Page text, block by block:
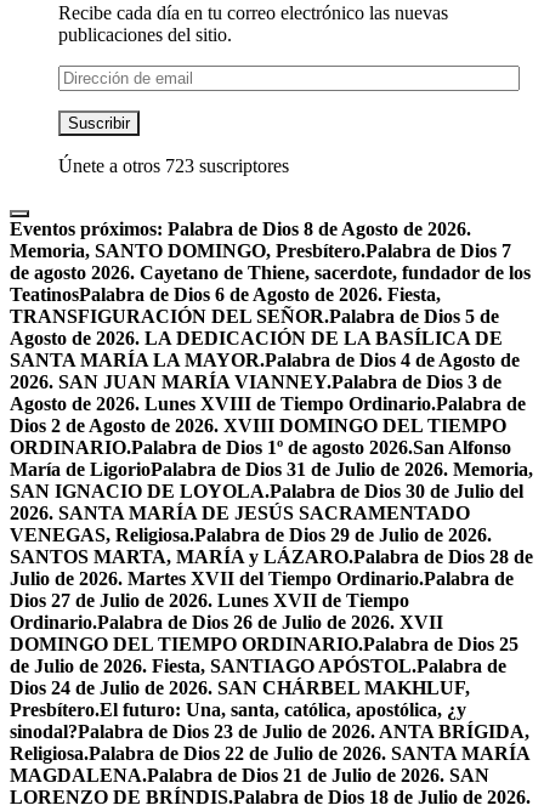
Recibe cada día en tu correo electrónico las nuevas
publicaciones del sitio.
Dirección
de
email
Suscribir
Únete a otros 723 suscriptores
Eventos próximos: Palabra de Dios 8 de Agosto de 2026.
Memoria, SANTO DOMINGO, Presbítero.Palabra de Dios 7
de agosto 2026. Cayetano de Thiene, sacerdote, fundador de los
TeatinosPalabra de Dios 6 de Agosto de 2026. Fiesta,
TRANSFIGURACIÓN DEL SEÑOR.Palabra de Dios 5 de
Agosto de 2026. LA DEDICACIÓN DE LA BASÍLICA DE
SANTA MARÍA LA MAYOR.Palabra de Dios 4 de Agosto de
2026. SAN JUAN MARÍA VIANNEY.Palabra de Dios 3 de
Agosto de 2026. Lunes XVIII de Tiempo Ordinario.Palabra de
Dios 2 de Agosto de 2026. XVIII DOMINGO DEL TIEMPO
ORDINARIO.Palabra de Dios 1º de agosto 2026.San Alfonso
María de LigorioPalabra de Dios 31 de Julio de 2026. Memoria,
SAN IGNACIO DE LOYOLA.Palabra de Dios 30 de Julio del
2026. SANTA MARÍA DE JESÚS SACRAMENTADO
VENEGAS, Religiosa.Palabra de Dios 29 de Julio de 2026.
SANTOS MARTA, MARÍA y LÁZARO.Palabra de Dios 28 de
Julio de 2026. Martes XVII del Tiempo Ordinario.Palabra de
Dios 27 de Julio de 2026. Lunes XVII de Tiempo
Ordinario.Palabra de Dios 26 de Julio de 2026. XVII
DOMINGO DEL TIEMPO ORDINARIO.Palabra de Dios 25
de Julio de 2026. Fiesta, SANTIAGO APÓSTOL.Palabra de
Dios 24 de Julio de 2026. SAN CHÁRBEL MAKHLUF,
Presbítero.El futuro: Una, santa, católica, apostólica, ¿y
sinodal?Palabra de Dios 23 de Julio de 2026. ANTA BRÍGIDA,
Religiosa.Palabra de Dios 22 de Julio de 2026. SANTA MARÍA
MAGDALENA.Palabra de Dios 21 de Julio de 2026. SAN
LORENZO DE BRÍNDIS.Palabra de Dios 18 de Julio de 2026.